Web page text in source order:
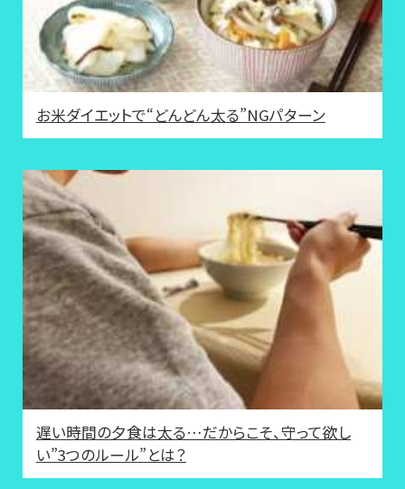
お米ダイエットで“どんどん太る”NGパターン
遅い時間の夕食は太る…だからこそ、守って欲し
い”3つのルール”とは？